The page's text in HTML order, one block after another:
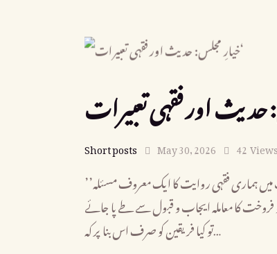
Short posts May 30, 2026 42Views
’’خیارِ مجلس: حدیث اور فقہی تعبیرات‘‘ (محمد حسن الیاس) بیع و شرا کے باب میں ہماری فقہی روایت کا ایک معروف مسئلہ
کا معاملہ ایجاب و قبول سے طے پا جائے
تو کیا فریقین کو صرف اس بنا پر کہ…